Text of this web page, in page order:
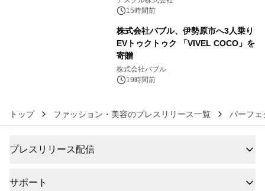
15時間前
株式会社バブル、伊勢原市へ3人乗り
EVトゥクトゥク 「VIVEL COCO」を
寄贈
株式会社バブル
19時間前
トップ ファッション・美容のプレスリリース一覧 パーフェ
プレスリリース配信
サポート